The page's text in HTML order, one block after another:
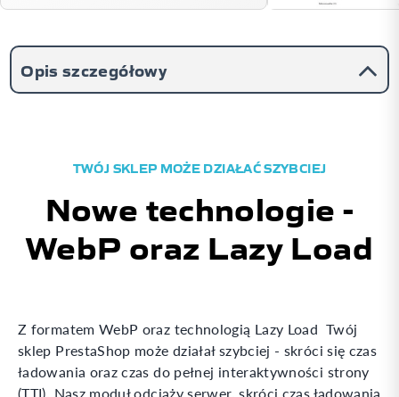
Opis szczegółowy
Nowe technologie -
WebP oraz Lazy Load
TWÓJ SKLEP MOŻE DZIAŁAĆ SZYBCIEJ
Z formatem WebP oraz technologią Lazy Load Twój
sklep PrestaShop może działał szybciej - skróci się czas
ładowania oraz czas do pełnej interaktywności strony